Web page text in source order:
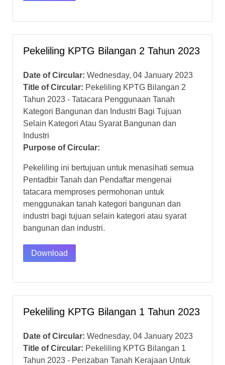
Pekeliling KPTG Bilangan 2 Tahun 2023
Date of Circular: Wednesday, 04 January 2023
Title of Circular: Pekeliling KPTG Bilangan 2
Tahun 2023 - Tatacara Penggunaan Tanah
Kategori Bangunan dan Industri Bagi Tujuan
Selain Kategori Atau Syarat Bangunan dan
Industri
Purpose of Circular:
Pekeliling ini bertujuan untuk menasihati semua
Pentadbir Tanah dan Pendaftar mengenai
tatacara memproses permohonan untuk
menggunakan tanah kategori bangunan dan
industri bagi tujuan selain kategori atau syarat
bangunan dan industri.
Download
Pekeliling KPTG Bilangan 1 Tahun 2023
Date of Circular: Wednesday, 04 January 2023
Title of Circular: Pekeliling KPTG Bilangan 1
Tahun 2023 - Perizaban Tanah Kerajaan Untuk